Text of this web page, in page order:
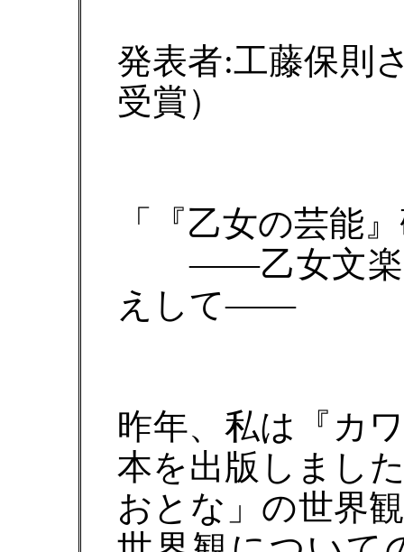
発表者:工藤保則
受賞）
「『乙女の芸能
――乙女文楽
えして――
昨年、私は『カ
本を出版しまし
おとな」の世界